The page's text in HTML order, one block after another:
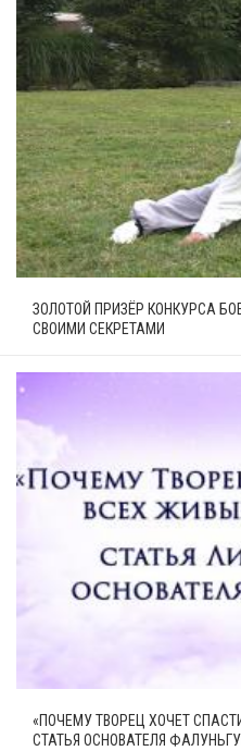
ЗОЛОТОЙ ПРИЗЁР КОНКУРСА
СВОИМИ СЕКРЕТАМИ
«ПОЧЕМУ ТВОРЕЦ ХОЧЕТ
СТАТЬЯ ОСНОВАТЕЛЯ